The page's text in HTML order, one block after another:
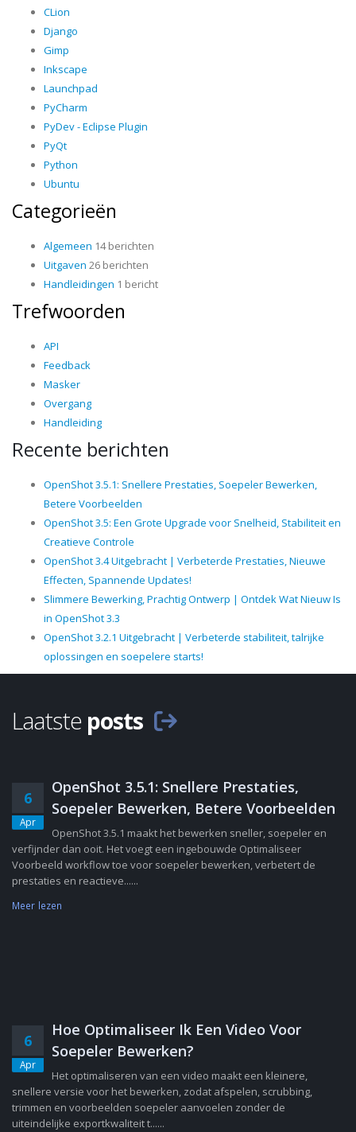
CLion
Django
Gimp
Inkscape
Launchpad
PyCharm
PyDev - Eclipse Plugin
PyQt
Python
Ubuntu
Categorieën
Algemeen 14 berichten
Uitgaven 26 berichten
Handleidingen 1 bericht
Trefwoorden
API
Feedback
Masker
Overgang
Handleiding
Recente berichten
OpenShot 3.5.1: Snellere Prestaties, Soepeler Bewerken,
Betere Voorbeelden
OpenShot 3.5: Een Grote Upgrade voor Snelheid, Stabiliteit en
Creatieve Controle
OpenShot 3.4 Uitgebracht | Verbeterde Prestaties, Nieuwe
Effecten, Spannende Updates!
Slimmere Bewerking, Prachtig Ontwerp | Ontdek Wat Nieuw Is
in OpenShot 3.3
OpenShot 3.2.1 Uitgebracht | Verbeterde stabiliteit, talrijke
oplossingen en soepelere starts!
Laatste posts
6
Apr
OpenShot 3.5.1: Snellere Prestaties,
Soepeler Bewerken, Betere Voorbeelden
OpenShot 3.5.1 maakt het bewerken sneller, soepeler en
verfijnder dan ooit. Het voegt een ingebouwde Optimaliseer
Voorbeeld workflow toe voor soepeler bewerken, verbetert de
prestaties en reactieve......
Meer lezen
6
Apr
Hoe Optimaliseer Ik Een Video Voor
Soepeler Bewerken?
Het optimaliseren van een video maakt een kleinere,
snellere versie voor het bewerken, zodat afspelen, scrubbing,
trimmen en voorbeelden soepeler aanvoelen zonder de
uiteindelijke exportkwaliteit t......